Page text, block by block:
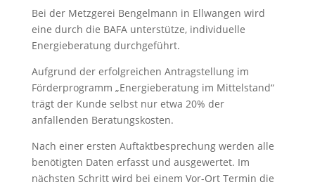
Bei der Metzgerei Bengelmann in Ellwangen wird
eine durch die BAFA unterstütze, individuelle
Energieberatung durchgeführt.
Aufgrund der erfolgreichen Antragstellung im
Förderprogramm „Energieberatung im Mittelstand“
trägt der Kunde selbst nur etwa 20% der
anfallenden Beratungskosten.
Nach einer ersten Auftaktbesprechung werden alle
benötigten Daten erfasst und ausgewertet. Im
nächsten Schritt wird bei einem Vor-Ort Termin die